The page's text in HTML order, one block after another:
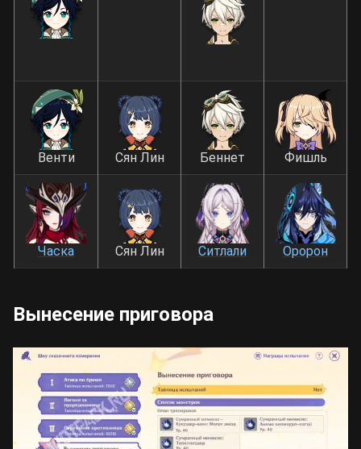
Венти Сян Лин Беннет Фишль
Часка Сян Лин Ситлали Оророн
Вынесение приговора